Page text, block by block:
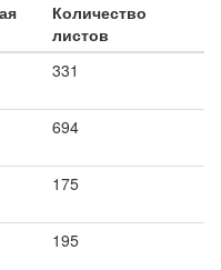
Количество
листов
331
694
175
195